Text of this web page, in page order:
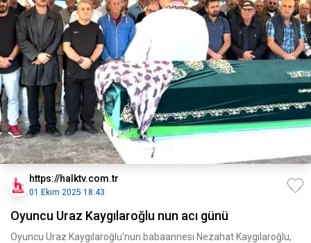
https://halktv.com.tr
01 Ekim 2025 18:43
Oyuncu Uraz Kaygılaroğlu nun acı günü
Oyuncu Uraz Kaygılaroğlu'nun babaannesi Nezahat Kaygılaroğlu,